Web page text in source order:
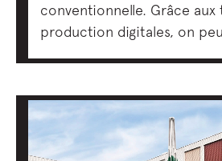
conventionnelle. Grâce
production digitales, on